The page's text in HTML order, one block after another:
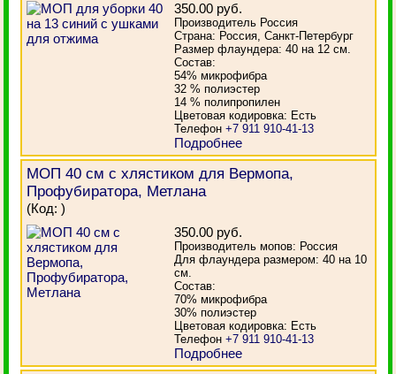
350.00 руб.
Производитель Россия
Страна: Россия, Санкт-Петербург
Размер флаундера: 40 на 12 см.
Состав:
54% микрофибра
32 % полиэстер
14 % полипропилен
Цветовая кодировка: Есть
Телефон+7 911 910-41-13
Подробнее
МОП 40 см с хлястиком для Вермопа,
Профубиратора, Метлана
(Код:)
350.00 руб.
Производитель мопов: Россия
Для флаундера размером: 40 на 10
см.
Состав:
70% микрофибра
30% полиэстер
Цветовая кодировка: Есть
Телефон+7 911 910-41-13
Подробнее